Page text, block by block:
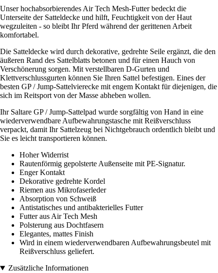
Unser hochabsorbierendes Air Tech Mesh-Futter bedeckt die
Unterseite der Satteldecke und hilft, Feuchtigkeit von der Haut
wegzuleiten - so bleibt Ihr Pferd während der gerittenen Arbeit
komfortabel.
Die Satteldecke wird durch dekorative, gedrehte Seile ergänzt, die den
äußeren Rand des Sattelblatts betonen und für einen Hauch von
Verschönerung sorgen. Mit verstellbaren D-Gurten und
Klettverschlussgurten können Sie Ihren Sattel befestigen. Eines der
besten GP / Jump-Sattelvierecke mit engem Kontakt für diejenigen, die
sich im Reitsport von der Masse abheben wollen.
Ihr Saltare GP / Jump-Sattelpad wurde sorgfältig von Hand in eine
wiederverwendbare Aufbewahrungstasche mit Reißverschluss
verpackt, damit Ihr Sattelzeug bei Nichtgebrauch ordentlich bleibt und
Sie es leicht transportieren können.
Hoher Widerrist
Rautenförmig gepolsterte Außenseite mit PE-Signatur.
Enger Kontakt
Dekorative gedrehte Kordel
Riemen aus Mikrofaserleder
Absorption von Schweiß
Antistatisches und antibakterielles Futter
Futter aus Air Tech Mesh
Polsterung aus Dochtfasern
Elegantes, mattes Finish
Wird in einem wiederverwendbaren Aufbewahrungsbeutel mit
Reißverschluss geliefert.
Zusätzliche Informationen